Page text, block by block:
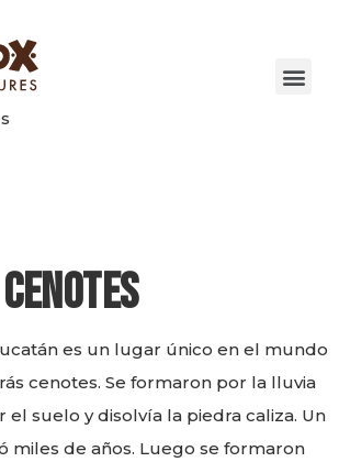
es un lugar único en el mundo
cenotes. Se formaron por la lluvia
suelo y disolvía la piedra caliza. Un
miles de años. Luego se formaron